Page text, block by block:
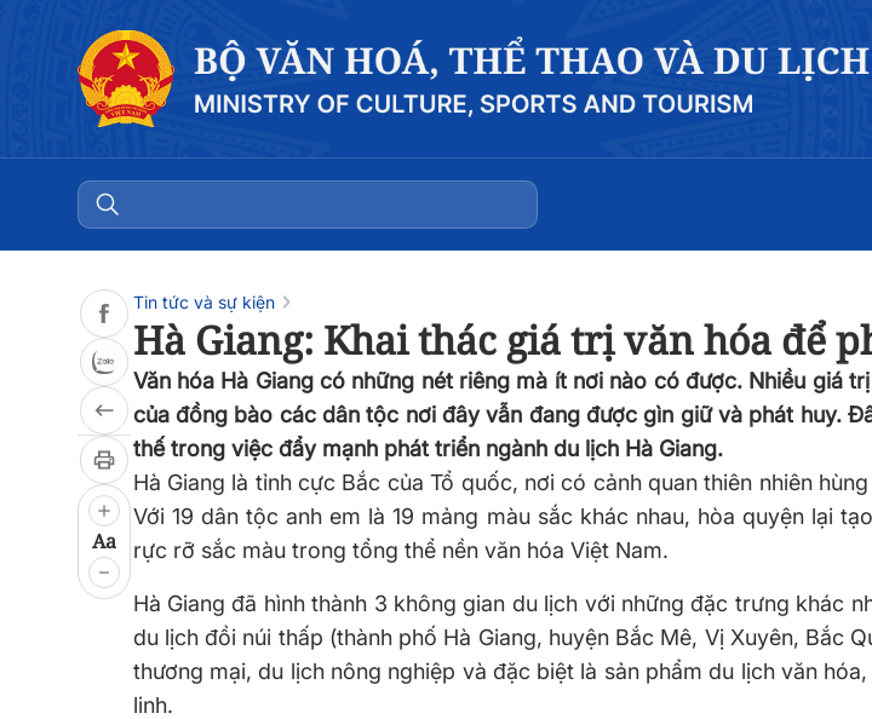
Aa
Tin tức và sự kiện
Hà Giang: Khai thác giá trị văn hóa để
Văn hóa Hà Giang có những nét riêng mà ít nơi nào có được. Nhiều giá
của đồng bào các dân tộc nơi đây vẫn đang được gìn giữ và phát huy.
thế trong việc đẩy mạnh phát triển ngành du lịch Hà Giang.
Hà Giang là tỉnh cực Bắc của Tổ quốc, nơi có cảnh quan thiên nhiên
Với 19 dân tộc anh em là 19 mảng màu sắc khác nhau, hòa quyện lại
rực rỡ sắc màu trong tổng thể nền văn hóa Việt Nam.
Hà Giang đã hình thành 3 không gian du lịch với những đặc trưng khác
du lịch đồi núi thấp (thành phố Hà Giang, huyện Bắc Mê, Vị Xuyên, Bắc
thương mại, du lịch nông nghiệp và đặc biệt là sản phẩm du lịch văn
linh.
0:00 0:00